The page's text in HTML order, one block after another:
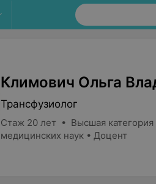
Климович Ольга
Трансфузиолог
Стаж 20 лет • Высшая категория
медицинских наук • Доцент